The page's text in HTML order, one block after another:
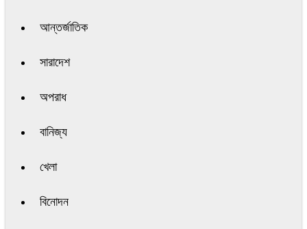
আন্তর্জাতিক
সারাদেশ
অপরাধ
বানিজ্য
খেলা
বিনোদন